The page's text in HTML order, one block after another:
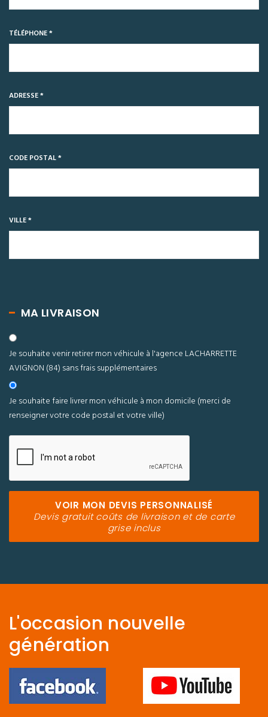
TÉLÉPHONE *
ADRESSE *
CODE POSTAL *
VILLE *
MA LIVRAISON
Je souhaite venir retirer mon véhicule à l'agence LACHARRETTE
AVIGNON (84) sans frais supplémentaires
Je souhaite faire livrer mon véhicule à mon domicile (merci de
renseigner votre code postal et votre ville)
VOIR MON DEVIS PERSONNALISÉ
Devis gratuit coûts de livraison et de carte
grise inclus
L'occasion nouvelle
génération